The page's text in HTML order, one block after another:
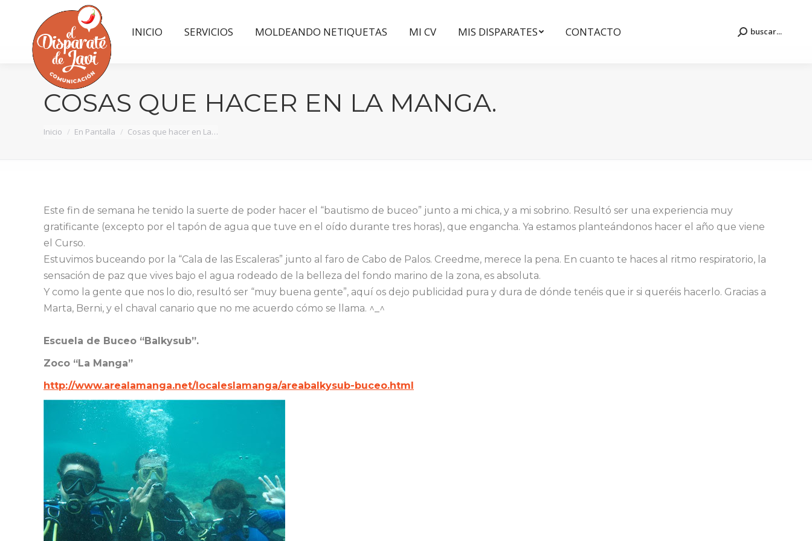
INICIO SERVICIOS MOLDEANDO NETIQUETAS MI CV MIS DISPARATES CONTACTO Buscar:
buscar...
COSAS QUE HACER EN LA MANGA.
Estás aquí:
Inicio En Pantalla Cosas que hacer en La…
Este fin de semana he tenido la suerte de poder hacer el “bautismo de buceo” junto a mi chica, y a mi sobrino. Resultó ser una experiencia muy
gratificante (excepto por el tapón de agua que tuve en el oído durante tres horas), que engancha. Ya estamos planteándonos hacer el año que viene
el Curso.
Estuvimos buceando por la “Cala de las Escaleras” junto al faro de Cabo de Palos. Creedme, merece la pena. En cuanto te haces al ritmo respiratorio, la
sensación de paz que vives bajo el agua rodeado de la belleza del fondo marino de la zona, es absoluta.
Y como la gente que nos lo dio, resultó ser “muy buena gente”, aquí os dejo publicidad pura y dura de dónde tenéis que ir si queréis hacerlo. Gracias a
Marta, Berni, y el chaval canario que no me acuerdo cómo se llama. ^_^
Escuela de Buceo “Balkysub”.
Zoco “La Manga”
http://www.arealamanga.net/localeslamanga/areabalkysub-buceo.html